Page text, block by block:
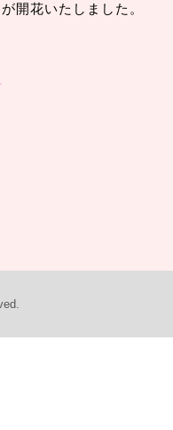
開花いたしました。